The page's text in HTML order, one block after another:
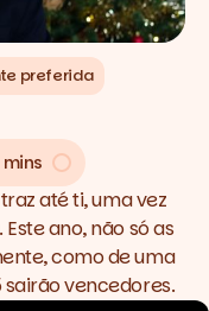
preferida
mins
até ti, uma vez
ano, não só as
como de uma
vencedores.